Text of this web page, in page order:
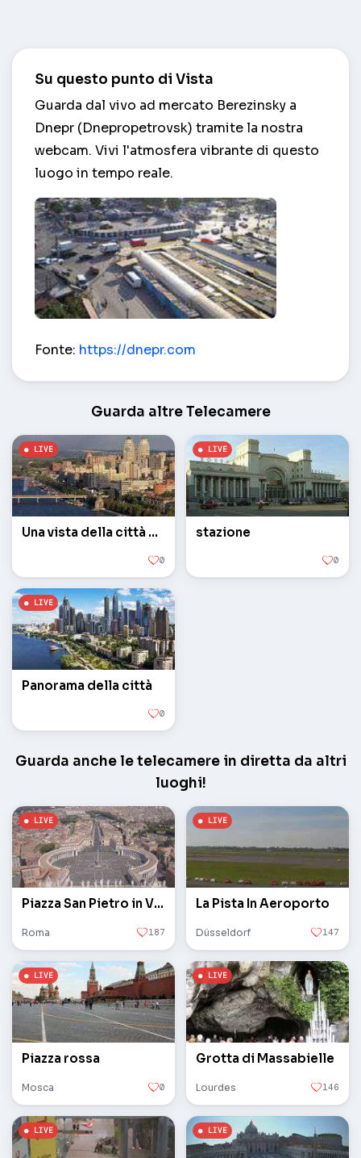
Su questo punto di Vista
Guarda dal vivo ad mercato Berezinsky a
Dnepr (Dnepropetrovsk) tramite la nostra
webcam. Vivi l'atmosfera vibrante di questo
luogo in tempo reale.
Fonte: https://dnepr.com
Guarda altre Telecamere
Una vista della città da un'altezza
0
stazione
0
Panorama della città
0
Guarda anche le telecamere in diretta da altri
luoghi!
Piazza San Pietro in Vaticano
Roma 187
La Pista In Aeroporto
Düsseldorf 147
Piazza rossa
Mosca 0
Grotta di Massabielle
Lourdes 146